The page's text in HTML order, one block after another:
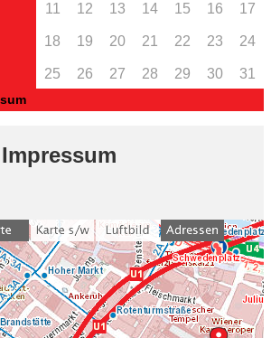
11 12 13 14 15 16 17
18 19 20 21 22 23 24
25 26 27 28 29 30 31
9
Fr 9–17